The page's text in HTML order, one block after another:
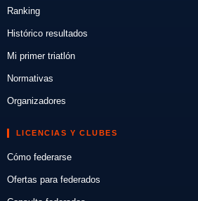
Ranking
Histórico resultados
Mi primer triatlón
Normativas
Organizadores
LICENCIAS Y CLUBES
Cómo federarse
Ofertas para federados